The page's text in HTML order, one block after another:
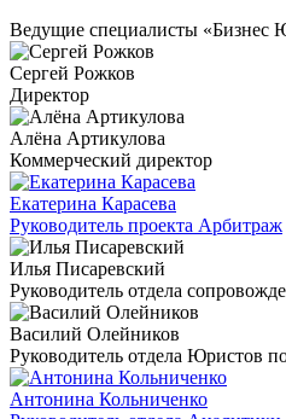
Ведущие специалисты «Бизнес
Сергей Рожков
Директор
Алёна Артикулова
Коммерческий директор
Екатерина Карасева
Руководитель проекта Арбитраж
Илья Писаревский
Руководитель отдела
Василий Олейников
Руководитель отдела Юристов
Антонина Кольниченко